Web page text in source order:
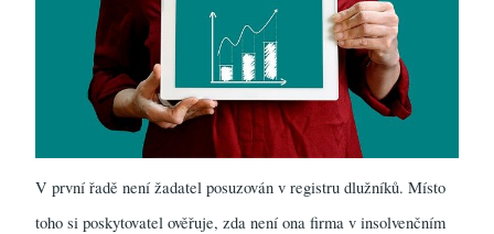
V první řadě není žadatel posuzován v registru dlužníků. Místo
toho si poskytovatel ověřuje, zda není ona firma v insolvenčním